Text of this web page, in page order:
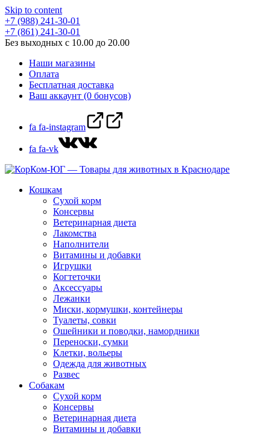
Skip to content
+7 (988) 241-30-01
+7 (861) 241-30-01
Без выходных с 10.00 до 20.00
Наши магазины
Оплата
Бесплатная доставка
Ваш аккаунт (0 бонусов)
fa fa-instagram
fa fa-vk
Кошкам
Сухой корм
Консервы
Ветеринарная диета
Лакомства
Наполнители
Витамины и добавки
Игрушки
Когтеточки
Аксессуары
Лежанки
Миски, кормушки, контейнеры
Туалеты, совки
Ошейники и поводки, намордники
Переноски, сумки
Клетки, вольеры
Одежда для животных
Развес
Собакам
Сухой корм
Консервы
Ветеринарная диета
Витамины и добавки